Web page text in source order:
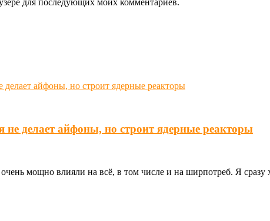
для последующих моих комментариев.
делает айфоны, но строит ядерные реакторы
мощно влияли на всё, в том числе и на ширпотреб. Я сразу